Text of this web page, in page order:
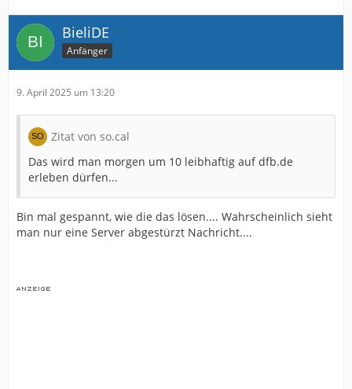
BieliDE
Anfänger
9. April 2025 um 13:20
Zitat von so.cal
Das wird man morgen um 10 leibhaftig auf dfb.de
erleben dürfen...
Bin mal gespannt, wie die das lösen.... Wahrscheinlich sieht
man nur eine Server abgestürzt Nachricht....